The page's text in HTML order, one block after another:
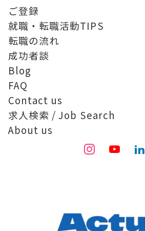
ご登録
就職・転職活動TIPS
転職の流れ
成功者談
Blog
FAQ
Contact us
求人検索 / Job Search
About us